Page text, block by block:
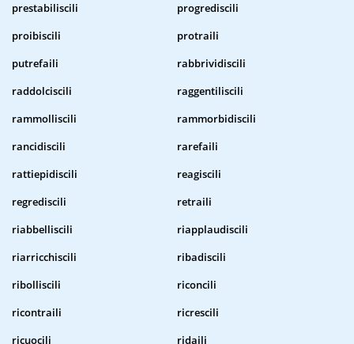
prestabiliscili
progrediscili
proibiscili
protraili
putrefaili
rabbrividiscili
raddolciscili
raggentiliscili
rammolliscili
rammorbidiscili
rancidiscili
rarefaili
rattiepidiscili
reagiscili
regrediscili
retraili
riabbelliscili
riapplaudiscili
riarricchiscili
ribadiscili
ribolliscili
riconcili
ricontraili
ricrescili
ricuocili
ridaili